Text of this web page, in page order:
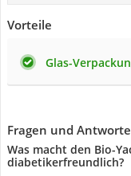
Vorteile
Glas-
Fragen und
Was macht den Bio-
diabetikerfreundlich?